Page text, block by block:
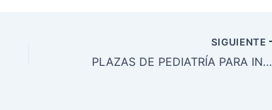
SIGUIENTE
PLAZAS DE PEDIATRÍA PARA INCORPORACIÓN INMEDIATA (LÉRIDA)